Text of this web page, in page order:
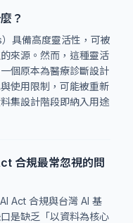
？
具備高度靈活性，可被
來源。然而，這種靈活
個原本為醫療診斷設計
使用限制，可能被重新
集設計階段即納入用途
合規最常忽視的問
Act 合規與台灣 AI 基
是缺乏「以資料為核心